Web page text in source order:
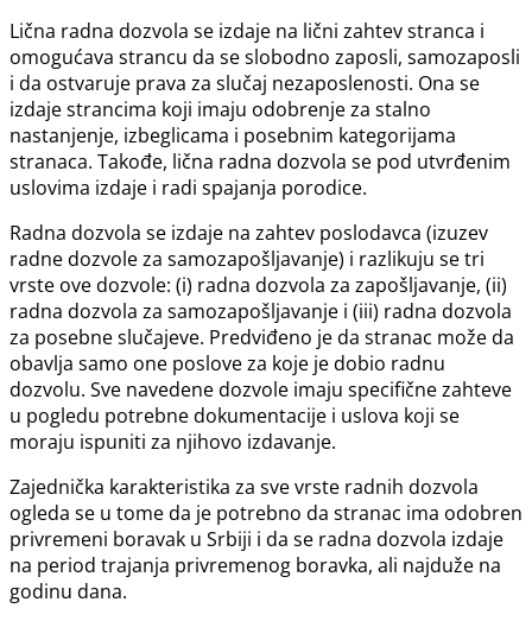
Lična radna dozvola se izdaje na lični zahtev stranca i
omogućava strancu da se slobodno zaposli, samozaposli
i da ostvaruje prava za slučaj nezaposlenosti. Ona se
izdaje strancima koji imaju odobrenje za stalno
nastanjenje, izbeglicama i posebnim kategorijama
stranaca. Takođe, lična radna dozvola se pod utvrđenim
uslovima izdaje i radi spajanja porodice.
Radna dozvola se izdaje na zahtev poslodavca (izuzev
radne dozvole za samozapošljavanje) i razlikuju se tri
vrste ove dozvole: (i) radna dozvola za zapošljavanje, (ii)
radna dozvola za samozapošljavanje i (iii) radna dozvola
za posebne slučajeve. Predviđeno je da stranac može da
obavlja samo one poslove za koje je dobio radnu
dozvolu. Sve navedene dozvole imaju specifične zahteve
u pogledu potrebne dokumentacije i uslova koji se
moraju ispuniti za njihovo izdavanje.
Zajednička karakteristika za sve vrste radnih dozvola
ogleda se u tome da je potrebno da stranac ima odobren
privremeni boravak u Srbiji i da se radna dozvola izdaje
na period trajanja privremenog boravka, ali najduže na
godinu dana.